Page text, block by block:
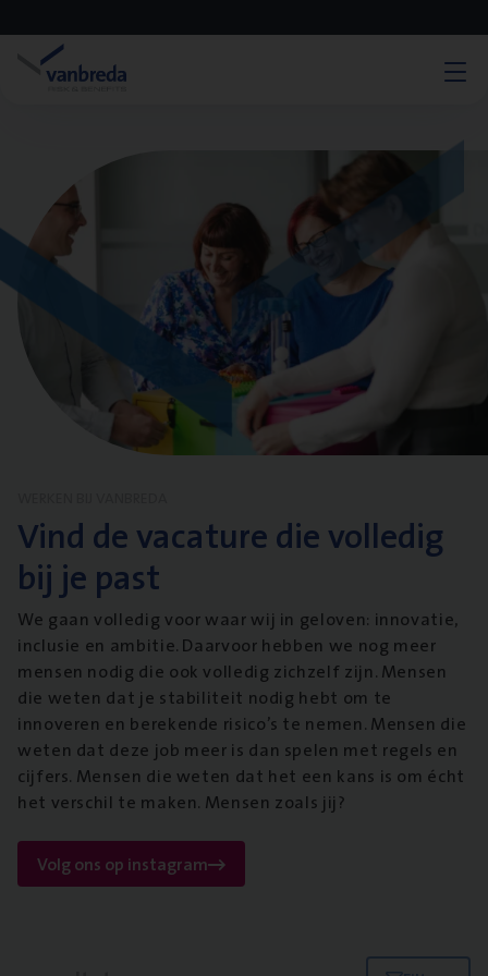
Vind de vacature die volledig
bij je past
We gaan volledig voor waar wij in geloven: innovatie,
inclusie en ambitie. Daarvoor hebben we nog meer
mensen nodig die ook volledig zichzelf zijn. Mensen
die weten dat je stabiliteit nodig hebt om te
innoveren en berekende risico’s te nemen. Mensen die
weten dat deze job meer is dan spelen met regels en
cijfers. Mensen die weten dat het een kans is om écht
het verschil te maken. Mensen zoals jij?
Volg ons op instagram